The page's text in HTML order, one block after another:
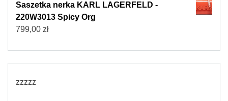
Saszetka nerka KARL LAGERFELD -
220W3013 Spicy Org
799,00 zł
zzzzz